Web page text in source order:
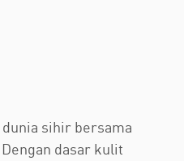
sihir bersama
dasar kulit